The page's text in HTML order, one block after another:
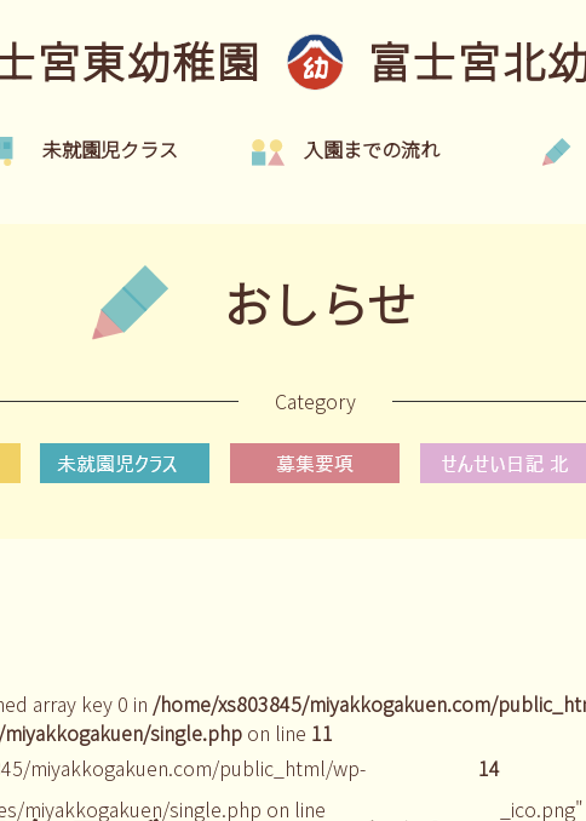
宮東幼稚園 富士宮北
未就園児クラス 入園までの流れ
おしらせ
Category
array key 0 in /home/xs803845/miyakkogakuen.com/
single.php on line 11
miyakkogakuen.com/public_html/wp-
miyakkogakuen/single.php on line
14
_ico.png"